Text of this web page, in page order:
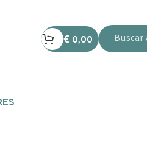
€ 0,00